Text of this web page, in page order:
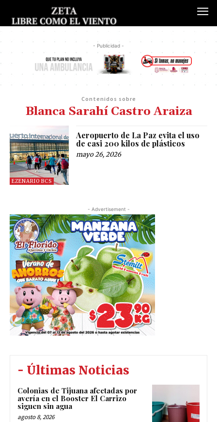
- Publicidad -
Contenidos sobre
Blanca Sarahí Castro Araiza
EZENARIO BCS
Aeropuerto de La Paz evita el uso
de casi 200 kilos de plásticos
mayo 26, 2026
- Advertisement -
- Últimas Noticias
Colonias de Tijuana afectadas por
avería en el Booster El Carrizo
siguen sin agua
agosto 8, 2026